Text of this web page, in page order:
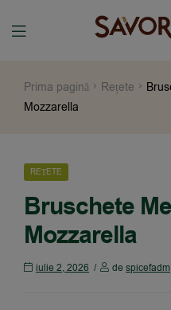
Prima pagină Rețete
Mozzarella
REȚETE
Bruschete
Mozzarella
iulie 2, 2026 de spicefadm